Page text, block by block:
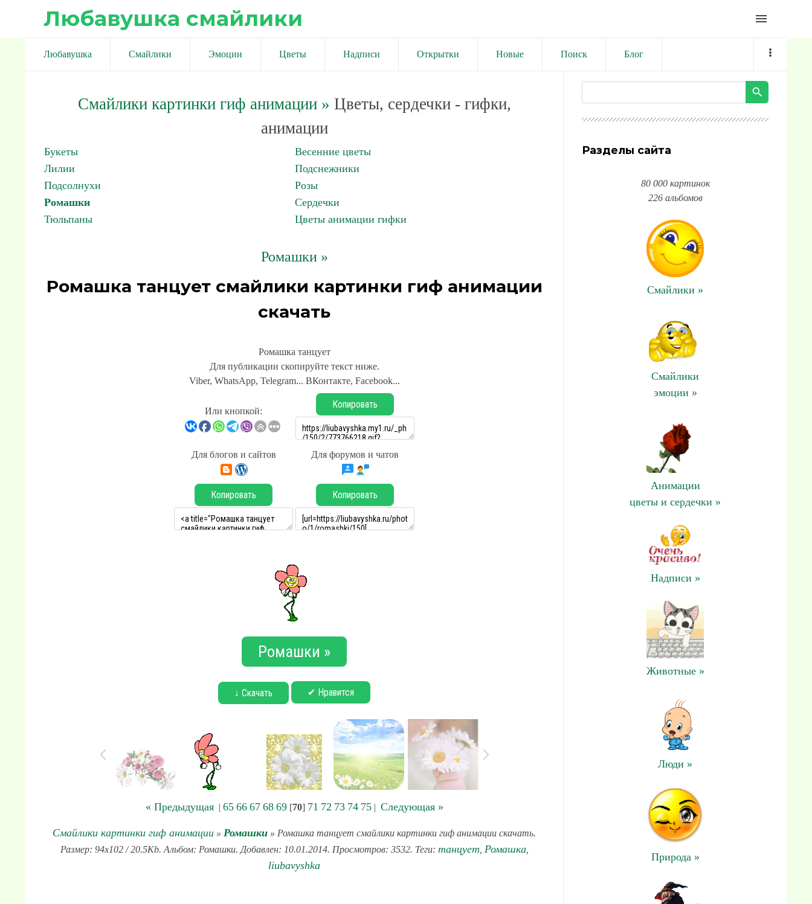
Любавушка смайлики menu
Любавушка Смайлики Эмоции Цветы Надписи Открытки Новые Поиск Блог
Смайлики картинки гиф анимации» Цветы, сердечки - гифки,
анимации
Букеты
Весенние цветы
Лилии
Подснежники
Подсолнухи
Розы
Ромашки
Сердечки
Тюльпаны
Цветы анимации гифки
Ромашки »
Ромашка танцует смайлики картинки гиф анимации
скачать
Ромашка танцует
Для публикации скопируйте текст ниже.
Viber, WhatsApp, Telegram... ВКонтакте, Facebook...
Или кнопкой:
Копировать
Для блогов и сайтов Для форумов и чатов
Копировать Копировать
Ромашки »
↓ Скачать ✔ Нравится
« Предыдущая| 65 66 67 68 69[70] 71 72 73 74 75| Следующая »
Смайлики картинки гиф анимации » Ромашки » Ромашка танцует смайлики картинки гиф анимации скачать.
Размер: 94x102 / 20.5Kb. Альбом: Ромашки. Добавлен: 10.01.2014. Просмотров: 3532. Теги: танцует Ромашка,
liubavyshka
Разделы сайта
80 000 картинок
226 альбомов
Смайлики »
Смайлики
эмоции »
Анимации
цветы и сердечки »
Надписи »
Животные »
Люди »
Природа »